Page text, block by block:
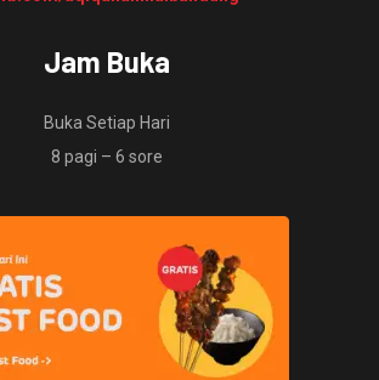
Jam Buka
Buka Setiap Hari
8 pagi – 6 sore